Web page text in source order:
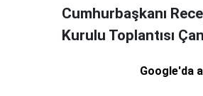
Cumhurbaşkanı
Kurulu Toplantısı
Google'da